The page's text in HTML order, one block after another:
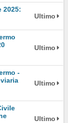
2025:
Ultimo
Ultimo
-
Ultimo
Ultimo